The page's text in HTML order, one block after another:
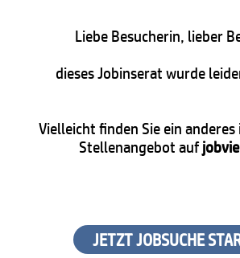
Liebe Besucherin, lieber
dieses Jobinserat wurde
Vielleicht finden Sie ein
Stellenangebot auf
JETZT JOBSUCHE